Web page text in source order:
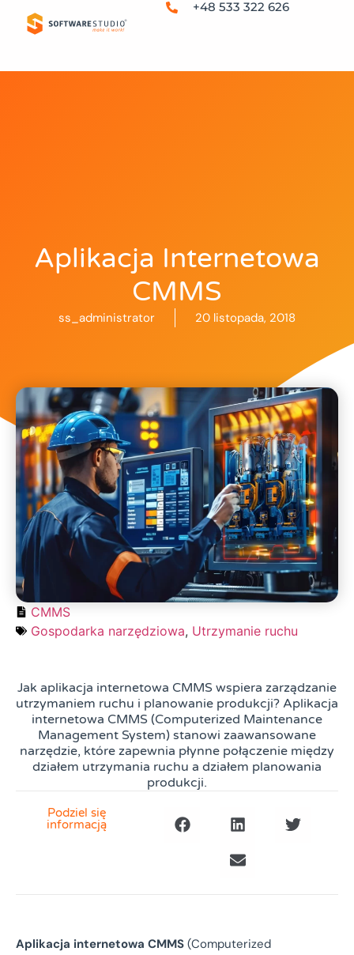
+48 533 322 626
Aplikacja Internetowa
CMMS
ss_administrator 20 listopada, 2018
CMMS
Gospodarka narzędziowa, Utrzymanie ruchu
Jak aplikacja internetowa CMMS wspiera zarządzanie
utrzymaniem ruchu i planowanie produkcji? Aplikacja
internetowa CMMS (Computerized Maintenance
Management System) stanowi zaawansowane
narzędzie, które zapewnia płynne połączenie między
działem utrzymania ruchu a działem planowania
produkcji.
Podziel się
informacją
Aplikacja internetowa CMMS (Computerized